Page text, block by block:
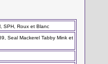
SPH, Roux et Blanc
Seal Mackerel Tabby Mink et